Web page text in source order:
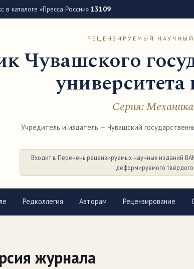
в каталоге «Пресса России» 13109
РЕЦЕНЗИРУЕМЫЙ
Чувашского
Серия:
Учредитель и издатель — Чувашский
Входит в Перечень рецензируемых научных изданий
деформируемого
Редколлегия Авторам Рецензирование
журнала